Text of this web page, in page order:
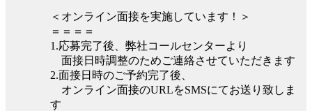
＜オンライン面接を実施しています！＞
＝＝＝＝
1.応募完了後、弊社コールセンターより
面接日時調整のためご連絡させていただきます
2.面接日時のご予約完了後、
オンライン面接のURLをSMSにてお送り致しま
す